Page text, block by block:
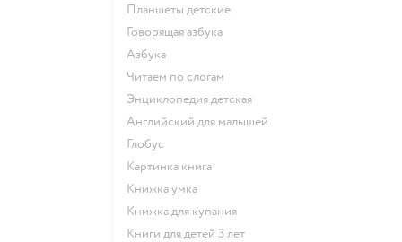
Планшеты детские
говорящая азбука
азбука
читаем по слогам
энциклопедия детская
английский для малышей
глобус
картинка книга
книжка умка
книжка для купания
книги для детей 3 лет